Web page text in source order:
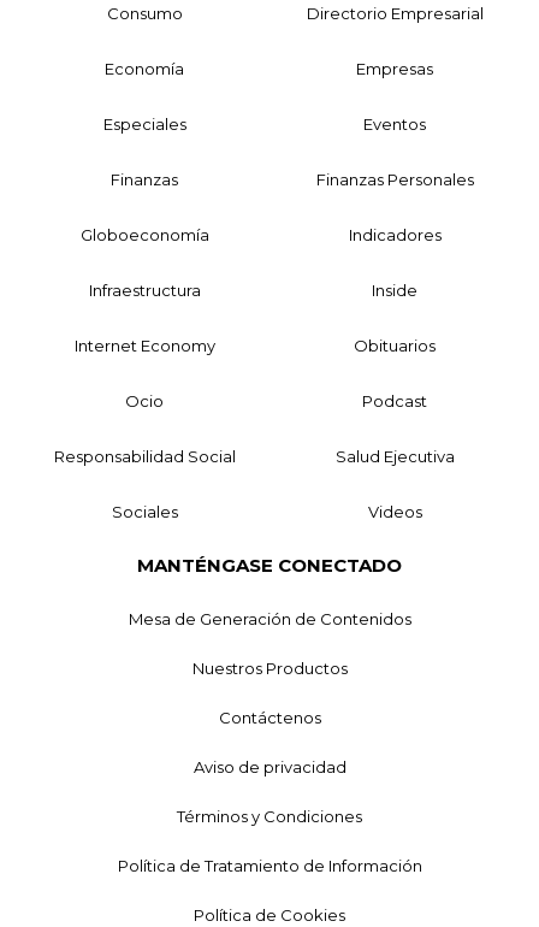
Consumo Directorio Empresarial
Economía Empresas
Especiales Eventos
Finanzas Finanzas Personales
Globoeconomía Indicadores
Infraestructura Inside
Internet Economy Obituarios
Ocio Podcast
Responsabilidad Social Salud Ejecutiva
Sociales Videos
MANTÉNGASE CONECTADO
Mesa de Generación de Contenidos
Nuestros Productos
Contáctenos
Aviso de privacidad
Términos y Condiciones
Política de Tratamiento de Información
Política de Cookies